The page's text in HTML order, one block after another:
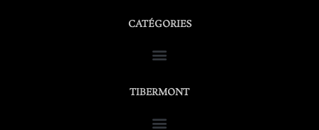
CATÉGORIES
TIBERMONT